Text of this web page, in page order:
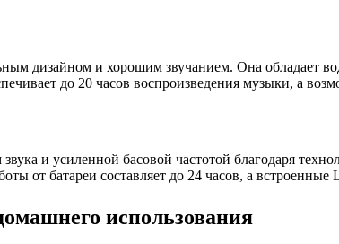
дизайном и хорошим звучанием. Она обладает
до 20 часов воспроизведения музыки, а
и усиленной басовой частотой благодаря
от батареи составляет до 24 часов, а
использования